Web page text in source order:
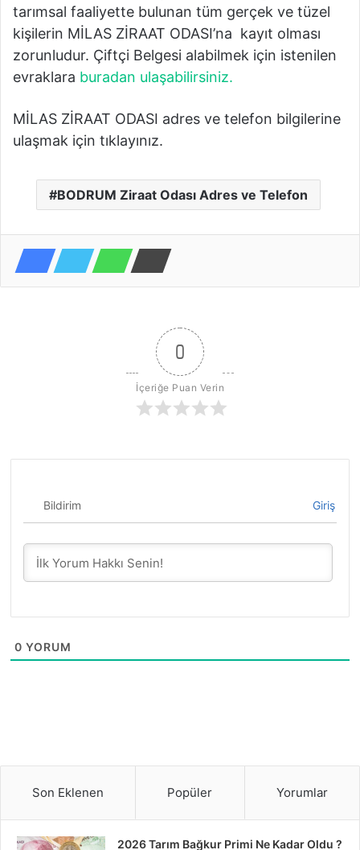
tarımsal faaliyette bulunan tüm gerçek ve tüzel
kişilerin MİLAS ZİRAAT ODASI’na kayıt olması
zorunludur. Çiftçi Belgesi alabilmek için istenilen
evraklara buradan ulaşabilirsiniz.
MİLAS ZİRAAT ODASI adres ve telefon bilgilerine
ulaşmak için tıklayınız.
BODRUM Ziraat Odası Adres ve Telefon
0
İçeriğe Puan Verin
Bildirim Giriş
0 YORUM
Son Eklenen Popüler Yorumlar
2026 Tarım Bağkur Primi Ne Kadar Oldu ?